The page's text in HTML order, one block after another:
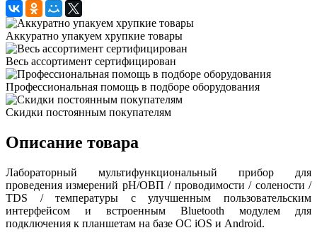
Аккуратно упакуем хрупкие товары
Весь ассортимент сертифицирован
Профессиональная помощь в подборе оборудования
Скидки постоянным покупателям
Описание товара
Лабораторный мультифункциональный прибор для
проведения измерений pH/ОВП / проводимости / солености /
TDS / температуры с улучшенным пользовательским
интерфейсом и встроенным Bluetooth модулем для
подключения к планшетам на базе ОС iOS и Android.